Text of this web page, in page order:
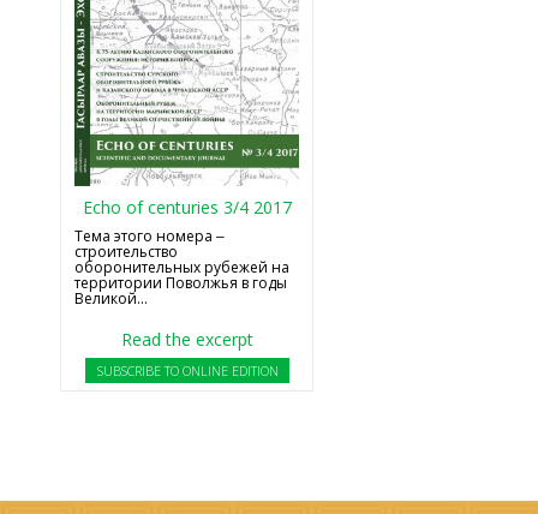
Echo of centuries 3/4 2017
Тема этого номера ‒
строительство
оборонительных рубежей на
территории Поволжья в годы
Великой...
Read the excerpt
SUBSCRIBE TO ONLINE EDITION